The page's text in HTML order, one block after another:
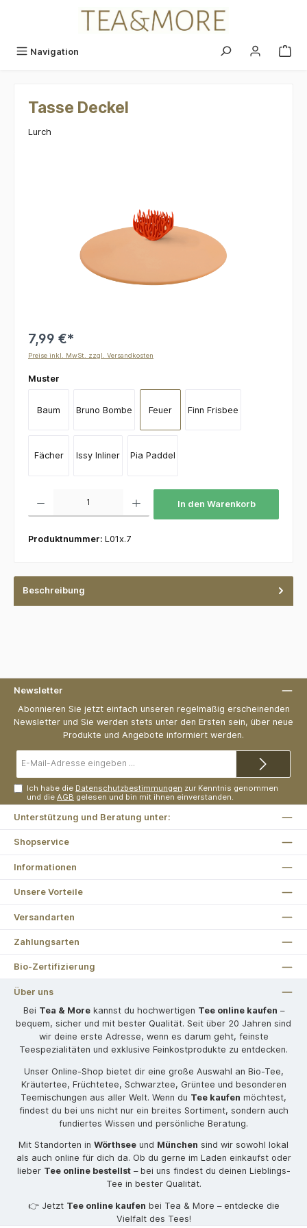
Navigation
Tasse Deckel
Lurch
7,99 €*
Preise inkl. MwSt. zzgl. Versandkosten
Muster
Baum Bruno Bombe Feuer Finn Frisbee
Fächer Issy Inliner Pia Paddel
In den Warenkorb
Produktnummer: L01x.7
Beschreibung
Newsletter
Abonnieren Sie jetzt einfach unseren regelmäßig erscheinenden
Newsletter und Sie werden stets unter den Ersten sein, über neue
Produkte und Angebote informiert werden.
Mail-
Ich habe die Datenschutzbestimmungen zur Kenntnis genommen
und dieAGB gelesen und bin mit ihnen einverstanden.
Unterstützung und Beratung unter:
Shopservice
Informationen
Unsere Vorteile
Versandarten
Zahlungsarten
Bio-Zertifizierung
Über uns
Bei Tea & Morekannst du hochwertigen Tee online kaufen –
bequem, sicher und mit bester Qualität. Seit über 20 Jahren sind
wir deine erste Adresse, wenn es darum geht, feinste
Teespezialitäten und exklusive Feinkostprodukte zu entdecken.
Unser Online-Shop bietet dir eine große Auswahl an Bio-Tee,
Kräutertee, Früchtetee, Schwarztee, Grüntee und besonderen
Teemischungen aus aller Welt. Wenn du Tee kaufen möchtest,
findest du bei uns nicht nur ein breites Sortiment, sondern auch
fundiertes Wissen und persönliche Beratung.
Mit Standorten in Wörthsee und München sind wir sowohl lokal
als auch online für dich da. Ob du gerne im Laden einkaufst oder
lieber Tee online bestellst– bei uns findest du deinen Lieblings-
Tee in bester Qualität.
👉 Jetzt Tee online kaufen bei Tea & More – entdecke die
Vielfalt des Tees!